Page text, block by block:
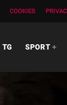
COOKIES
TG SPORT